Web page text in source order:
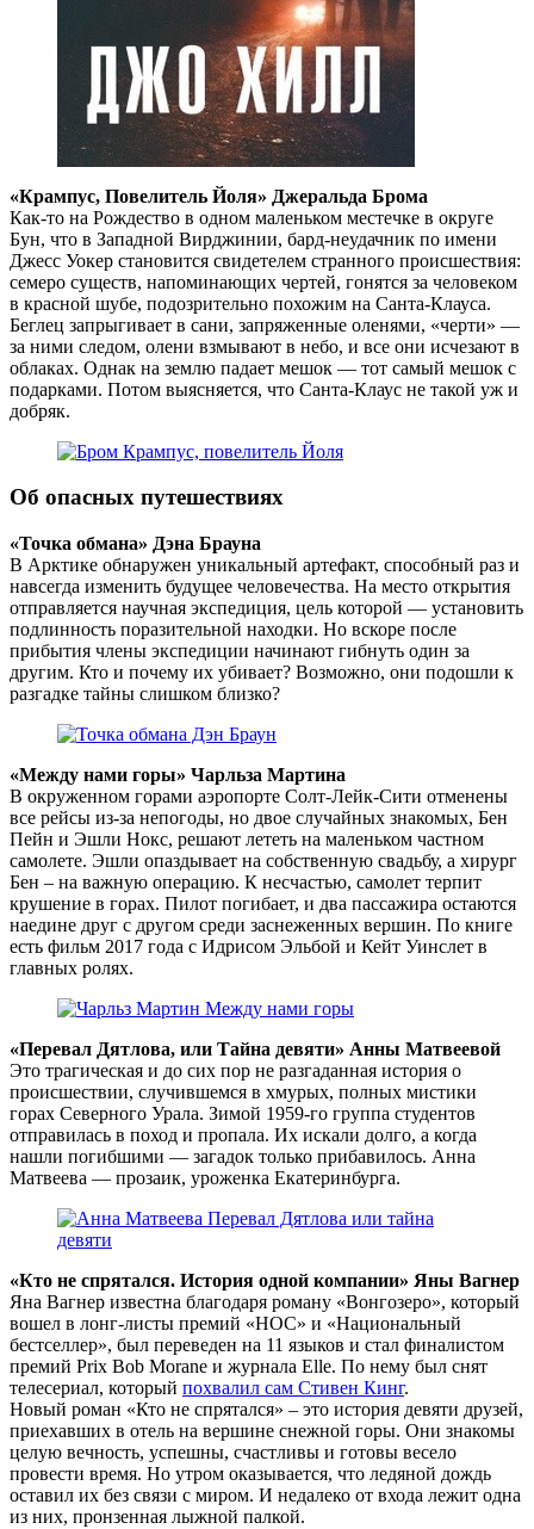
«Крампус, Повелитель Йоля» Джеральда Брома
Как-то на Рождество в одном маленьком местечке в округе
Бун, что в Западной Вирджинии, бард-неудачник по имени
Джесс Уокер становится свидетелем странного происшествия:
семеро существ, напоминающих чертей, гонятся за человеком
в красной шубе, подозрительно похожим на Санта-Клауса.
Беглец запрыгивает в сани, запряженные оленями, «черти» —
за ними следом, олени взмывают в небо, и все они исчезают в
облаках. Однак на землю падает мешок — тот самый мешок с
подарками. Потом выясняется, что Санта-Клаус не такой уж и
добряк.
Об опасных путешествиях
«Точка обмана» Дэна Брауна
В Арктике обнаружен уникальный артефакт, способный раз и
навсегда изменить будущее человечества. На место открытия
отправляется научная экспедиция, цель которой — установить
подлинность поразительной находки. Но вскоре после
прибытия члены экспедиции начинают гибнуть один за
другим. Кто и почему их убивает? Возможно, они подошли к
разгадке тайны слишком близко?
«Между нами горы» Чарльза Мартина
В окруженном горами аэропорте Солт-Лейк-Сити отменены
все рейсы из-за непогоды, но двое случайных знакомых, Бен
Пейн и Эшли Нокс, решают лететь на маленьком частном
самолете. Эшли опаздывает на собственную свадьбу, а хирург
Бен – на важную операцию. К несчастью, самолет терпит
крушение в горах. Пилот погибает, и два пассажира остаются
наедине друг с другом среди заснеженных вершин. По книге
есть фильм 2017 года с Идрисом Эльбой и Кейт Уинслет в
главных ролях.
«Перевал Дятлова, или Тайна девяти» Анны Матвеевой
Это трагическая и до сих пор не разгаданная история о
происшествии, случившемся в хмурых, полных мистики
горах Cеверного Урала. Зимой 1959-го группа студентов
отправилась в поход и пропала. Их искали долго, а когда
нашли погибшими — загадок только прибавилось. Анна
Матвеева — прозаик, уроженка Екатеринбурга.
«Кто не спрятался. История одной компании» Яны Вагнер
Яна Вагнер известна благодаря роману «Вонгозеро», который
вошел в лонг-листы премий «НОС» и «Национальный
бестселлер», был переведен на 11 языков и стал финалистом
премий Prix Bob Morane и журнала Elle. По нему был снят
телесериал, который похвалил сам Стивен Кинг.
Новый роман «Кто не спрятался» – это история девяти друзей,
приехавших в отель на вершине снежной горы. Они знакомы
целую вечность, успешны, счастливы и готовы весело
провести время. Но утром оказывается, что ледяной дождь
оставил их без связи с миром. И недалеко от входа лежит одна
из них, пронзенная лыжной палкой.